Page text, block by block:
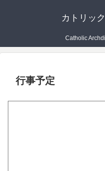
カトリッ
Catholic
行事予定